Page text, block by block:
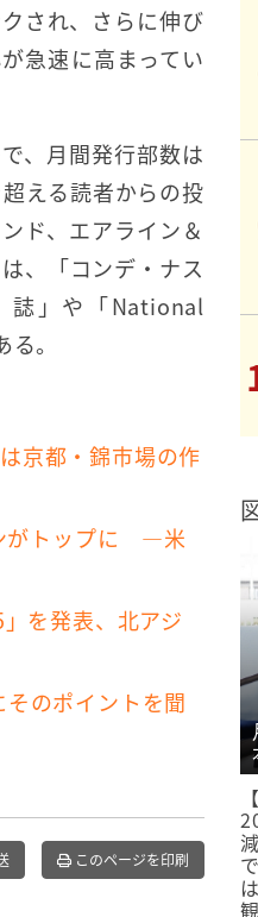
され、さらに伸び
急速に高まってい
、月間発行部数は
える読者からの投
ド、エアライン＆
、「コンデ・ナス
誌」や「National
。
京都・錦市場の作
がトップに ―米
を発表、北アジ
のポイントを聞
このページを印刷